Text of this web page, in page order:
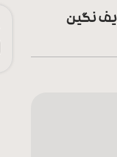
نگین